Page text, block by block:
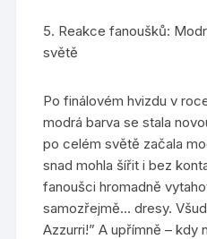
5. Reakce fanoušků:
světě
Po finálovém hvizdu v
modrá barva se stala
po celém světě začala
snad mohla šířit i bez
fanoušci hromadně
samozřejmě… dresy.
Azzurri!” A upřímně – kdy